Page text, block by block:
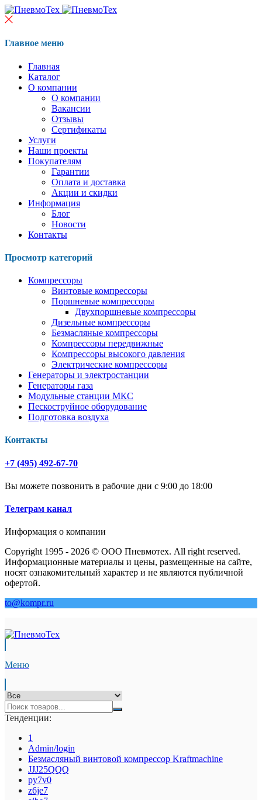
Главное меню
Главная
Каталог
О компании
О компании
Вакансии
Отзывы
Сертификаты
Услуги
Наши проекты
Покупателям
Гарантии
Оплата и доставка
Акции и скидки
Информация
Блог
Новости
Контакты
Просмотр категорий
Компрессоры
Винтовые компрессоры
Поршневые компрессоры
Двухпоршневые компрессоры
Дизельные компрессоры
Безмасляные компрессоры
Компрессоры передвижные
Компрессоры высокого давления
Электрические компрессоры
Генераторы и электростанции
Генераторы газа
Модульные станции МКС
Пескоструйное оборудование
Подготовка воздуха
Контакты
+7 (495) 492-67-70
Вы можете позвонить в рабочие дни с 9:00 до 18:00
Телеграм канал
Информация о компании
Copyright 1995 - 2026 © ООО Пневмотех. All right reserved.
Информационные материалы и цены, размещенные на сайте,
носят ознакомительный характер и не являются публичной
офертой.
to@kompr.ru
Меню
Тенденции:
1
Admin/login
Безмасляный винтовой компрессор Kraftmaсhine
JJJ25QQQ
py7v0
z6je7